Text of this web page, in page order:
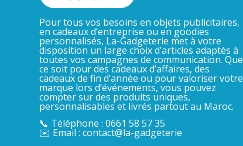
Pour tous vos besoins en objets publicitaires,
en cadeaux d’entreprise ou en goodies
personnalisés, La-Gadgeterie met à votre
disposition un large choix d’articles adaptés à
toutes vos campagnes de communication. Que
ce soit pour des cadeaux d’affaires, des
cadeaux de fin d’année ou pour valoriser votre
marque lors d’événements, vous pouvez
compter sur des produits uniques,
personnalisables et livrés partout au Maroc.
📞 Téléphone : 0661 58 57 35
✉️ Email : contact@la-gadgeterie